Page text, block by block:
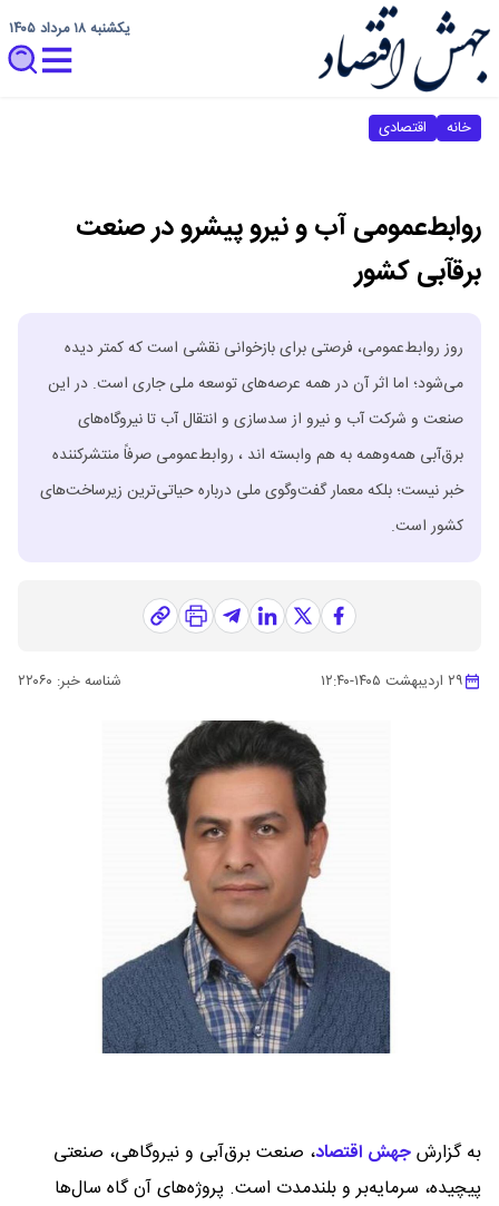
یکشنبه ۱۸ مرداد ۱۴۰۵
خانه اقتصادی
روابط‌عمومی آب و نیرو پیشرو در صنعت
برقآبی کشور
روز روابط‌عمومی، فرصتی برای بازخوانی نقشی است که کمتر دیده
می‌شود؛ اما اثر آن در همه عرصه‌های توسعه ملی جاری است. در این
صنعت و شرکت آب و نیرو از سدسازی و انتقال آب تا نیروگاه‌های
برق‌آبی همه‌وهمه به هم وابسته اند ، روابط‌عمومی صرفاً منتشرکننده
خبر نیست؛ بلکه معمار گفت‌وگوی ملی درباره حیاتی‌ترین زیرساخت‌های
کشور است.
۲۹ اردیبهشت ۱۴۰۵ -۱۲:۴۰ شناسه خبر: ۲۲۰۶۰
به گزارشجهش اقتصاد، صنعت برق‌آبی و نیروگاهی، صنعتی
پیچیده، سرمایه‌بر و بلندمدت است. پروژه‌های آن گاه سال‌ها